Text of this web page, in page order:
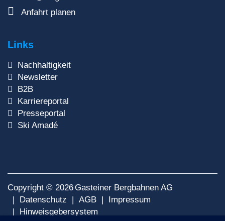
Anfahrt planen
Links
Nachhaltigkeit
Newsletter
B2B
Karriereportal
Presseportal
Ski Amadé
Copyright © 2026Gasteiner Bergbahnen AG
Datenschutz
AGB
Impressum
Hinweisgebersystem